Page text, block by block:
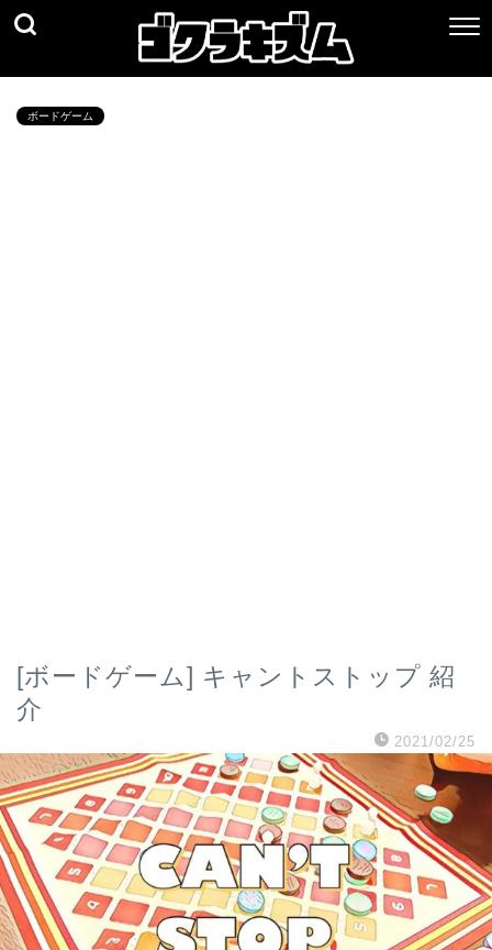
ボードゲーム
[ボードゲーム] キャントストップ 紹
介
2021/02/25